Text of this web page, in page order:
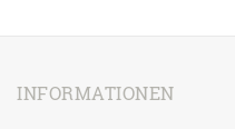
INFORMATIONEN